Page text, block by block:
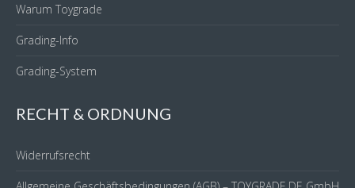
Warum Toygrade
Grading-Info
Grading-System
RECHT & ORDNUNG
Widerrufsrecht